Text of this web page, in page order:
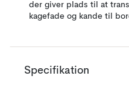
der giver plads til at
kagefade og kande til
Specifikation